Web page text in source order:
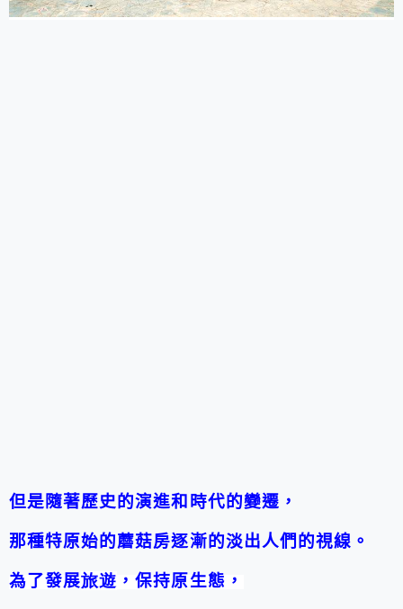
但是隨著歷史的演進和時代的變遷，
那種特原始的蘑菇房逐漸的淡出人們的視線。
為了發展旅遊 ，保持原生態，